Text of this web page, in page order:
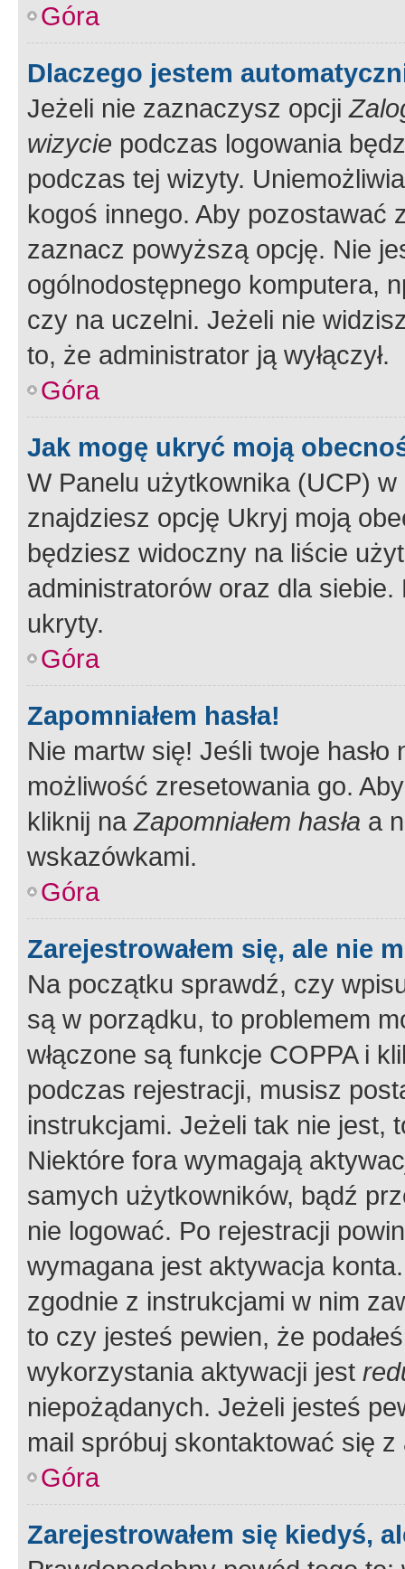
Góra
Dlaczego jestem
Jeżeli nie zaznaczysz opcji
wizycie podczas logowania
podczas tej wizyty.
kogoś innego. Aby pozostawać
zaznacz powyższą opcję. Nie
ogólnodostępnego komputera,
czy na uczelni. Jeżeli nie
to, że administrator ją wyłączył.
Góra
Jak mogę ukryć moją
W Panelu użytkownika (UCP) w
znajdziesz opcję Ukryj moją
będziesz widoczny na liście
administratorów oraz dla
ukryty.
Góra
Zapomniałem hasła!
Nie martw się! Jeśli twoje
możliwość zresetowania go.
kliknij naZapomniałem hasła a
wskazówkami.
Góra
Zarejestrowałem się, ale nie
Na początku sprawdź, czy
są w porządku, to problemem
włączone są funkcje COPPA i
podczas rejestracji, musisz
instrukcjami. Jeżeli tak nie jest,
Niektóre fora wymagają
samych użytkowników, bądź
nie logować. Po rejestracji
wymagana jest aktywacja
zgodnie z instrukcjami w nim
to czy jesteś pewien, że
wykorzystania aktywacji jest
niepożądanych. Jeżeli jesteś
mail spróbuj skontaktować się
Góra
Zarejestrowałem się kiedyś,